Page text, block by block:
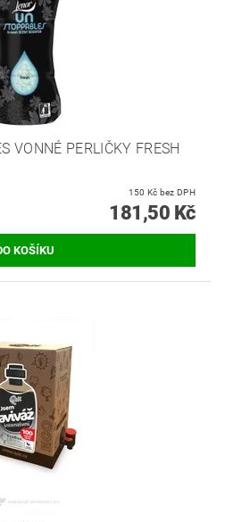
VONNÉ PERLIČKY FRESH
150 Kč bez DPH
181,50 Kč